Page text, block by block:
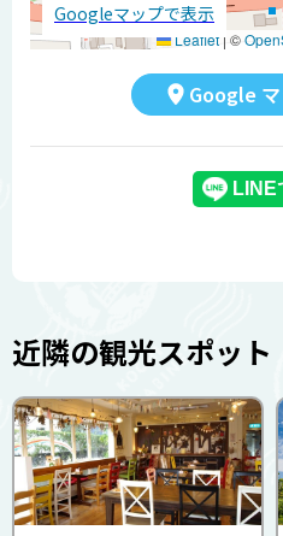
Leaflet | ©
Googleマップで表示
Google
近隣の観光スポット